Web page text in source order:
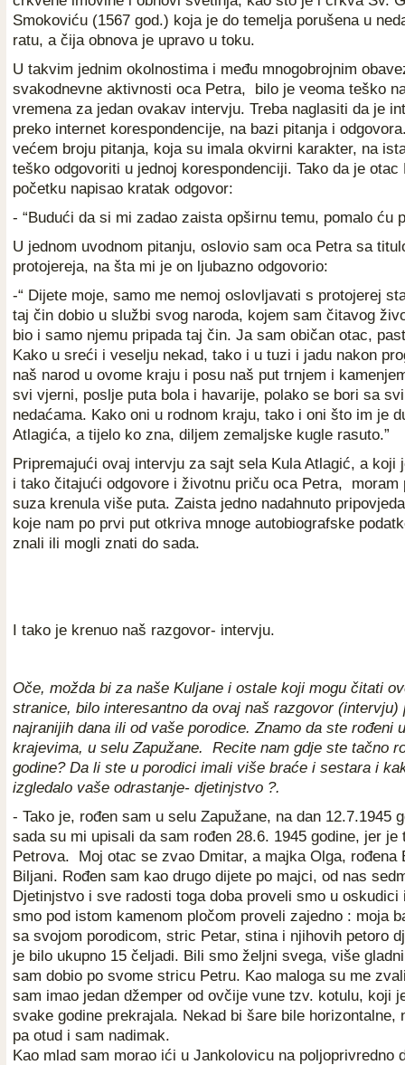
Smokoviću (1567 god.) koja je do temelja porušena u
ratu, a čija obnova je upravo u toku.
U takvim jednim okolnostima i među mnogobrojnim
svakodnevne aktivnosti oca Petra, bilo je veoma teško
vremena za jedan ovakav intervju. Treba naglasiti da je
preko internet korespondencije, na bazi pitanja i
većem broju pitanja, koja su imala okvirni karakter, na
teško odgovoriti u jednoj korespondenciji. Tako da je otac
početku napisao kratak odgovor:
- “Budući da si mi zadao zaista opširnu temu, pomalo ću
U jednom uvodnom pitanju, oslovio sam oca Petra sa
protojereja, na šta mi je on ljubazno odgovorio:
-“ Dijete moje, samo me nemoj oslovljavati s protojerej
taj čin dobio u službi svog naroda, kojem sam čitavog
bio i samo njemu pripada taj čin. Ja sam običan otac,
Kako u sreći i veselju nekad, tako i u tuzi i jadu nakon
naš narod u ovome kraju i posu naš put trnjem i
svi vjerni, poslje puta bola i havarije, polako se bori sa
nedaćama. Kako oni u rodnom kraju, tako i oni što im je
Atlagića, a tijelo ko zna, diljem zemaljske kugle rasuto.”
Pripremajući ovaj intervju za sajt sela Kula Atlagić, a koji
i tako čitajući odgovore i životnu priču oca Petra, moram
suza krenula više puta. Zaista jedno nadahnuto
koje nam po prvi put otkriva mnoge autobiografske
znali ili mogli znati do sada.
I tako je krenuo naš razgovor- intervju.
Oče, možda bi za naše Kuljane i ostale koji mogu čitati
stranice, bilo interesantno da ovaj naš razgovor (intervju)
najranijih dana ili od vaše porodice. Znamo da ste rođeni
krajevima, u selu Zapužane. Recite nam gdje ste tačno
godine? Da li ste u porodici imali više braće i sestara i
izgledalo vaše odrastanje- djetinjstvo ?.
- Tako je, rođen sam u selu Zapužane, na dan 12.7.1945
sada su mi upisali da sam rođen 28.6. 1945 godine, jer je
Petrova. Moj otac se zvao Dmitar, a majka Olga, rođena
Biljani. Rođen sam kao drugo dijete po majci, od nas
Djetinjstvo i sve radosti toga doba proveli smo u oskudici
smo pod istom kamenom pločom proveli zajedno : moja
sa svojom porodicom, stric Petar, stina i njihovih petoro
je bilo ukupno 15 čeljadi. Bili smo željni svega, više
sam dobio po svome stricu Petru. Kao maloga su me
sam imao jedan džemper od ovčije vune tzv. kotulu, koji
svake godine prekrajala. Nekad bi šare bile horizontalne,
pa otud i sam nadimak.
Kao mlad sam morao ići u Jankolovicu na poljoprivredno